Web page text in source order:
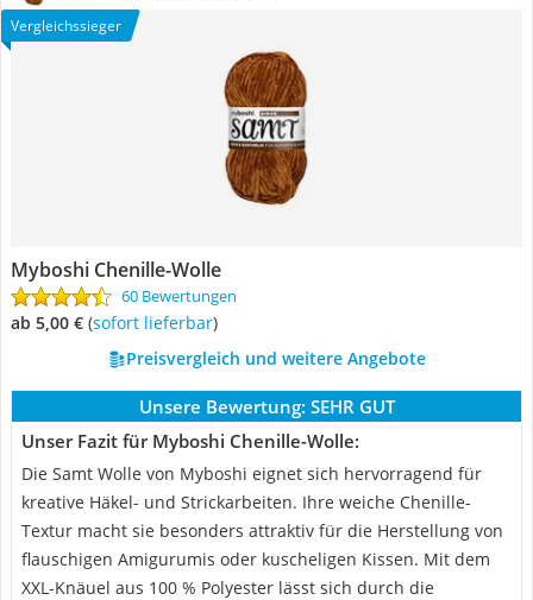
Vergleichssieger
Myboshi Chenille-Wolle
60 Bewertungen
ab 5,00 € ( Sofort lieferbar)
Preisvergleich und weitere Angebote
Unsere Bewertung: SEHR GUT
Unser Fazit für Myboshi Chenille-Wolle:
Die Samt Wolle von Myboshi eignet sich hervorragend für
kreative Häkel- und Strickarbeiten. Ihre weiche Chenille-
Textur macht sie besonders attraktiv für die Herstellung von
flauschigen Amigurumis oder kuscheligen Kissen. Mit dem
XXL-Knäuel aus 100 % Polyester lässt sich durch die